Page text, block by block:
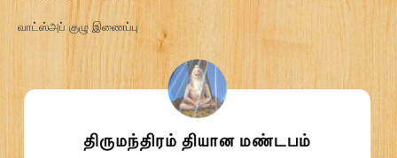
வாட்ஸ்அப் குழு இணைப்பு